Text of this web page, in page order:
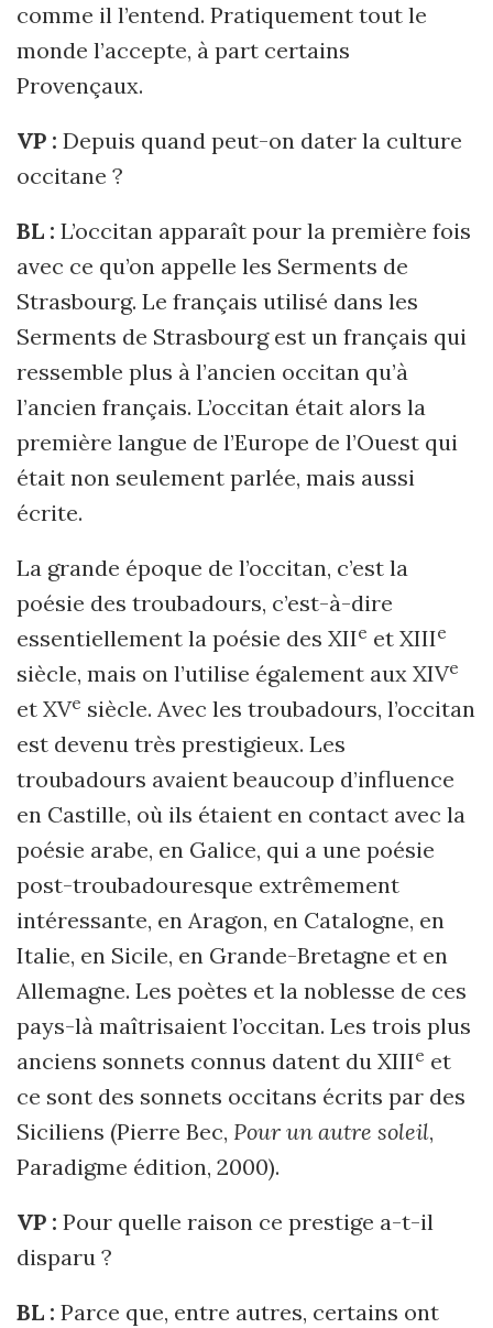
comme il l’entend. Pratiquement tout le
monde l’accepte, à part certains
Provençaux.
VP : Depuis quand peut-on dater la culture
occitane ?
BL : L’occitan apparaît pour la première fois
avec ce qu’on appelle les Serments de
Strasbourg. Le français utilisé dans les
Serments de Strasbourg est un français qui
ressemble plus à l’ancien occitan qu’à
l’ancien français. L’occitan était alors la
première langue de l’Europe de l’Ouest qui
était non seulement parlée, mais aussi
écrite.
La grande époque de l’occitan, c’est la
poésie des troubadours, c’est-à-dire
essentiellement la poésie des XIIe et XIIIe
siècle, mais on l’utilise également aux XIVe
et XVe siècle. Avec les troubadours, l’occitan
est devenu très prestigieux. Les
troubadours avaient beaucoup d’influence
en Castille, où ils étaient en contact avec la
poésie arabe, en Galice, qui a une poésie
post-troubadouresque extrêmement
intéressante, en Aragon, en Catalogne, en
Italie, en Sicile, en Grande-Bretagne et en
Allemagne. Les poètes et la noblesse de ces
pays-là maîtrisaient l’occitan. Les trois plus
anciens sonnets connus datent du XIIIe et
ce sont des sonnets occitans écrits par des
Siciliens (Pierre Bec, Pour un autre soleil,
Paradigme édition, 2000).
VP : Pour quelle raison ce prestige a-t-il
disparu ?
BL : Parce que, entre autres, certains ont